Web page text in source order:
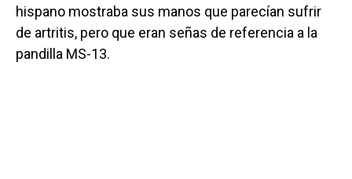
hispano mostraba sus manos que parecían sufrir
de artritis, pero que eran señas de referencia a la
pandilla MS-13.